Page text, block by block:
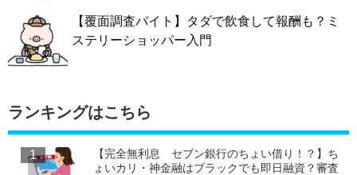
【覆面調査バイト】タダで飲食して報酬も？ミ
ステリーショッパー入門
ランキングはこちら
【完全無利息 セブン銀行のちょい借り！？】ち
ょいカリ・神金融はブラックでも即日融資？審査